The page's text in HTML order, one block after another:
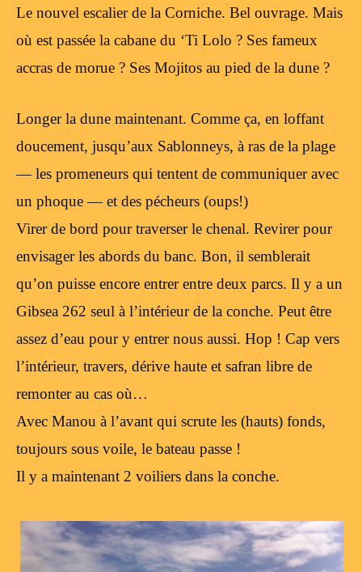
Le nouvel escalier de la Corniche. Bel ouvrage. Mais
où est passée la cabane du ‘Ti Lolo ? Ses fameux
accras de morue ? Ses Mojitos au pied de la dune ?
Longer la dune maintenant. Comme ça, en loffant
doucement, jusqu’aux Sablonneys, à ras de la plage
— les promeneurs qui tentent de communiquer avec
un phoque — et des pécheurs (oups!)
Virer de bord pour traverser le chenal. Revirer pour
envisager les abords du banc. Bon, il semblerait
qu’on puisse encore entrer entre deux parcs. Il y a un
Gibsea 262 seul à l’intérieur de la conche. Peut être
assez d’eau pour y entrer nous aussi. Hop ! Cap vers
l’intérieur, travers, dérive haute et safran libre de
remonter au cas où…
Avec Manou à l’avant qui scrute les (hauts) fonds,
toujours sous voile, le bateau passe !
Il y a maintenant 2 voiliers dans la conche.